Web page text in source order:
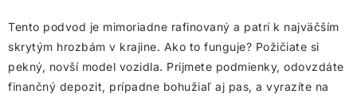
Tento podvod je mimoriadne rafinovaný a patrí k najväčším
skrytým hrozbám v krajine. Ako to funguje? Požičiate si
pekný, novší model vozidla. Prijmete podmienky, odovzdáte
finančný depozit, prípadne bohužiaľ aj pas, a vyrazíte na